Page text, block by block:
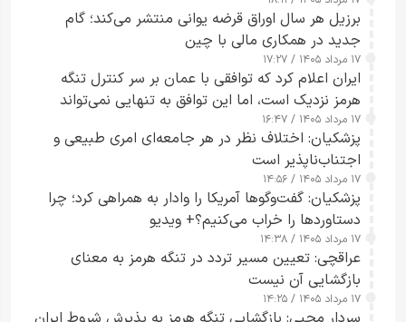
برزیل هر سال اوراق قرضه یوانی منتشر می‌کند؛ گام
جدید در همکاری مالی با چین
۱۷ مرداد ۱۴۰۵ / ۱۷:۲۷
ایران اعلام کرد که توافقی با عمان بر سر کنترل تنگه
هرمز نزدیک است، اما این توافق به تنهایی نمی‌تواند
آبراه را آزاد کند
۱۷ مرداد ۱۴۰۵ / ۱۶:۴۷
پزشکیان: اختلاف نظر در هر جامعه‌ای امری طبیعی و
اجتناب‌ناپذیر است
۱۷ مرداد ۱۴۰۵ / ۱۴:۵۶
پزشکیان: گفت‌وگوها آمریکا را وادار به همراهی کرد؛ چرا
دستاوردها را خراب می‌کنیم؟+ ویدیو
۱۷ مرداد ۱۴۰۵ / ۱۴:۳۸
عراقچی: تعیین مسیر تردد در تنگه هرمز به معنای
بازگشایی آن نیست
۱۷ مرداد ۱۴۰۵ / ۱۴:۲۵